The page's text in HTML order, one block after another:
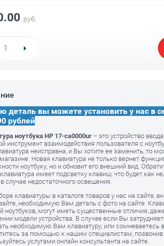
руб.
деталь вы можете установить у нас в
рублей
ноутбука HP 17-ca0000ur – это устройство
инструмент взаимодействия пользователя с
неисправна, и Вы хотите ее заменить, то
Новая клавиатура не только вернет
ноутбуку, но и обновит его внешний вид.
имеет подсветку клавиш, что будет как
в случае недостаточного освещения.
клавиатуры в каталоге товаров у нас на сайте,
необходимую Вам деталь с фото на сайте.
ноутбуков, могут иметь существенные отличия,
модели устройства. В случае если Вы
необходимую Вам клавиатуру, или сомневаетесь
за помощью к нашим специалистам, позвонив
услугами онлайн консультанта на сайте.